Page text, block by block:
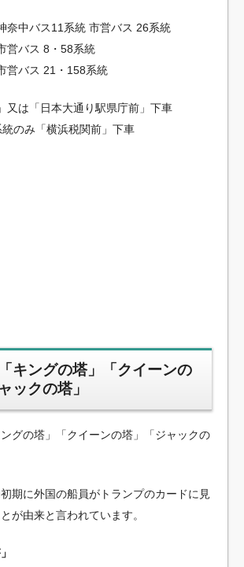
奈中バス11系統 市営バス 26系統
営バス 8・58系統
営バス 21・158系統
又は「日本大通り駅県庁前」下車
のみ「横浜税関前」下車
キングの塔」「クイーンの
ックの塔」
グの塔」「クイーンの塔」「ジャックの
期に外国の船員がトランプのカードに見
が由来と言われています。